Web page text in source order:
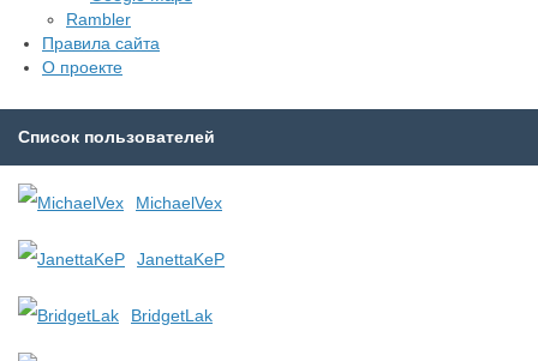
Rambler
Правила сайта
О проекте
Список пользователей
MichaelVex
JanettaKeP
BridgetLak